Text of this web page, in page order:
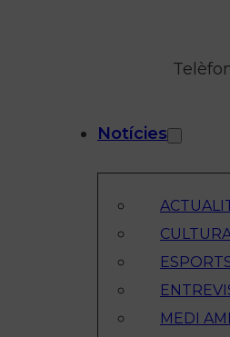
Notícies
MEDI